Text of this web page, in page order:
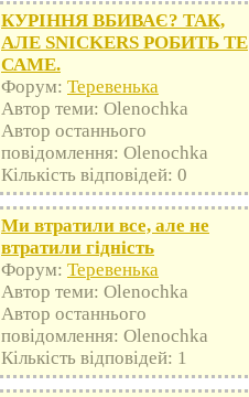
КУРІННЯ ВБИВАЄ? ТАК,
АЛЕ SNICKERS РОБИТЬ ТЕ
САМЕ.
Форум: Теревенька
Автор теми: Olenochka
Автор останнього
повідомлення: Olenochka
Кількість відповідей: 0
Ми втратили все, але не
втратили гідність
Форум: Теревенька
Автор теми: Olenochka
Автор останнього
повідомлення: Olenochka
Кількість відповідей: 1